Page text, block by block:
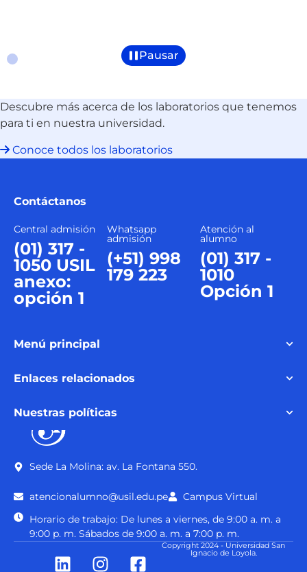
Pausar
Descubre más acerca de los laboratorios que tenemos
para ti en nuestra universidad.
Conoce todos los laboratorios
Contáctanos
Central admisión
(01) 317 -
1050 USIL
anexo:
opción 1
Whatsapp
admisión
(+51) 998
179 223
Atención al
alumno
(01) 317 -
1010
Opción 1
Menú principal
Enlaces relacionados
Nuestras políticas
Sede La Molina: av. La Fontana 550.
atencionalumno@usil.edu.pe
Campus Virtual
Horario de trabajo: De lunes a viernes, de 9:00 a. m. a
9:00 p. m. Sábados de 9:00 a. m. a 7:00 p. m.
Copyright 2024 - Universidad San
Ignacio de Loyola.